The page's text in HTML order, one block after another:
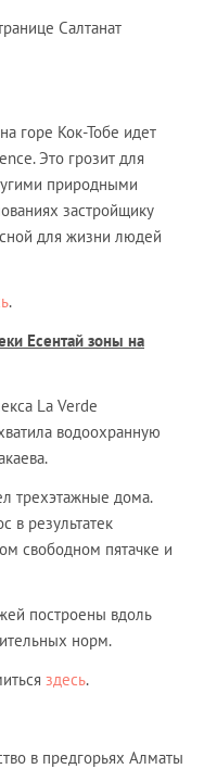
Салтанат
горе Кок-Тобе идет
Это грозит для
природными
застройщику
для жизни людей
.
Есентай зоны на
La Verde
водоохранную
трехэтажные дома.
в результатек
свободном пятачке и
построены вдоль
норм.
здесь.
в предгорьях Алматы